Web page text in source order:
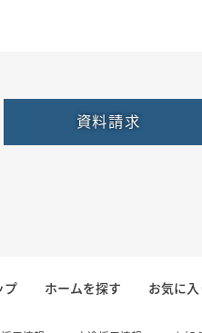
資料請求
プ ホームを探す お気に